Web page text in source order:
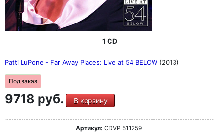
1 CD
Patti LuPone - Far Away Places: Live at 54 BELOW (2013)
Под заказ
9718 руб. В корзину
Артикул: CDVP 511259